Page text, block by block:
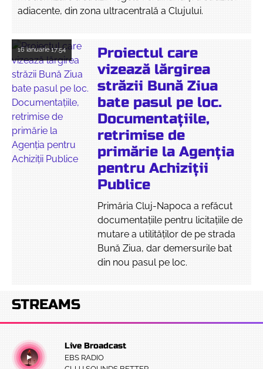
adiacente, din zona ultracentrală a Clujului.
16 ianuarie17:54
Proiectul care
vizează lărgirea
străzii Bună Ziua
bate pasul pe loc.
Documentațiile,
retrimise de
primărie la Agenția
pentru Achiziții
Publice
Primăria Cluj-Napoca a refăcut
documentațiile pentru licitațiile de
mutare a utilităților de pe strada
Bună Ziua, dar demersurile bat
din nou pasul pe loc.
STREAMS
Live Broadcast
EBS RADIO